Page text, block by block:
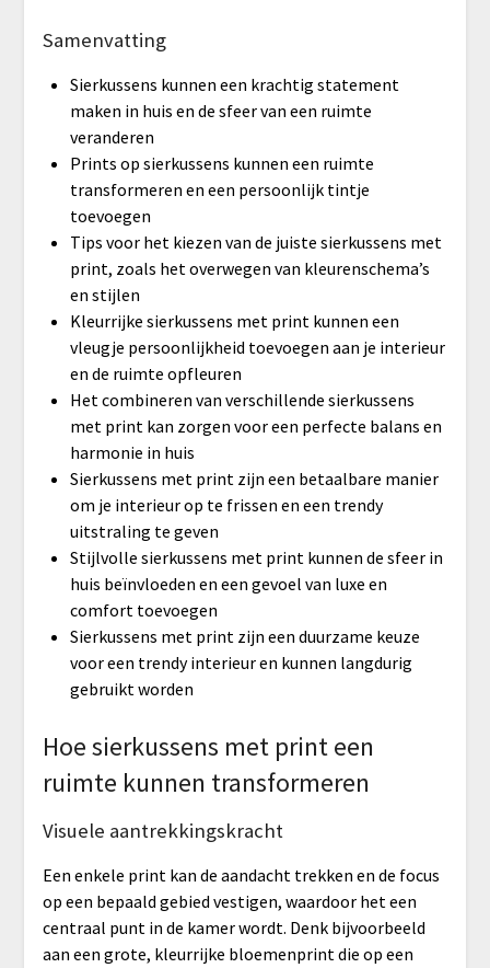
Samenvatting
Sierkussens kunnen een krachtig statement
maken in huis en de sfeer van een ruimte
veranderen
Prints op sierkussens kunnen een ruimte
transformeren en een persoonlijk tintje
toevoegen
Tips voor het kiezen van de juiste sierkussens met
print, zoals het overwegen van kleurenschema’s
en stijlen
Kleurrijke sierkussens met print kunnen een
vleugje persoonlijkheid toevoegen aan je interieur
en de ruimte opfleuren
Het combineren van verschillende sierkussens
met print kan zorgen voor een perfecte balans en
harmonie in huis
Sierkussens met print zijn een betaalbare manier
om je interieur op te frissen en een trendy
uitstraling te geven
Stijlvolle sierkussens met print kunnen de sfeer in
huis beïnvloeden en een gevoel van luxe en
comfort toevoegen
Sierkussens met print zijn een duurzame keuze
voor een trendy interieur en kunnen langdurig
gebruikt worden
Hoe sierkussens met print een
ruimte kunnen transformeren
Visuele aantrekkingskracht
Een enkele print kan de aandacht trekken en de focus
op een bepaald gebied vestigen, waardoor het een
centraal punt in de kamer wordt. Denk bijvoorbeeld
aan een grote, kleurrijke bloemenprint die op een